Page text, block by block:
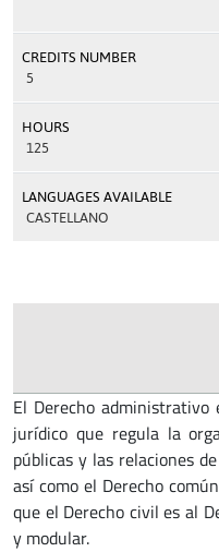
CREDITS NUMBER
5
HOURS
125
LANGUAGES AVAILABLE
CASTELLANO
El Derecho
jurídico que regula la
públicas y las relaciones
así como el Derecho
que el Derecho civil es al
y modular.